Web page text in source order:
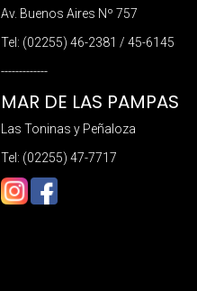
Av. Buenos Aires Nº 757
Tel: (02255) 46-2381 / 45-6145
-------------
MAR DE LAS PAMPAS
Las Toninas y Peñaloza
Tel: (02255) 47-7717